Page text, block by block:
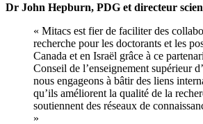
Dr John Hepburn, PDG et directeur
« Mitacs est fier de faciliter des
recherche pour les doctorants et les
Canada et en Israël grâce à ce
Conseil de l’enseignement supérieur
nous engageons à bâtir des liens
qu’ils améliorent la qualité de la
soutiennent des réseaux de
»